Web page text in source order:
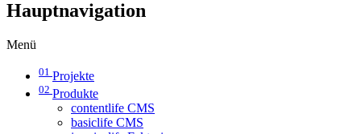
Hauptnavigation
Menü
01 Projekte
02 Produkte
contentlife CMS
basiclife CMS